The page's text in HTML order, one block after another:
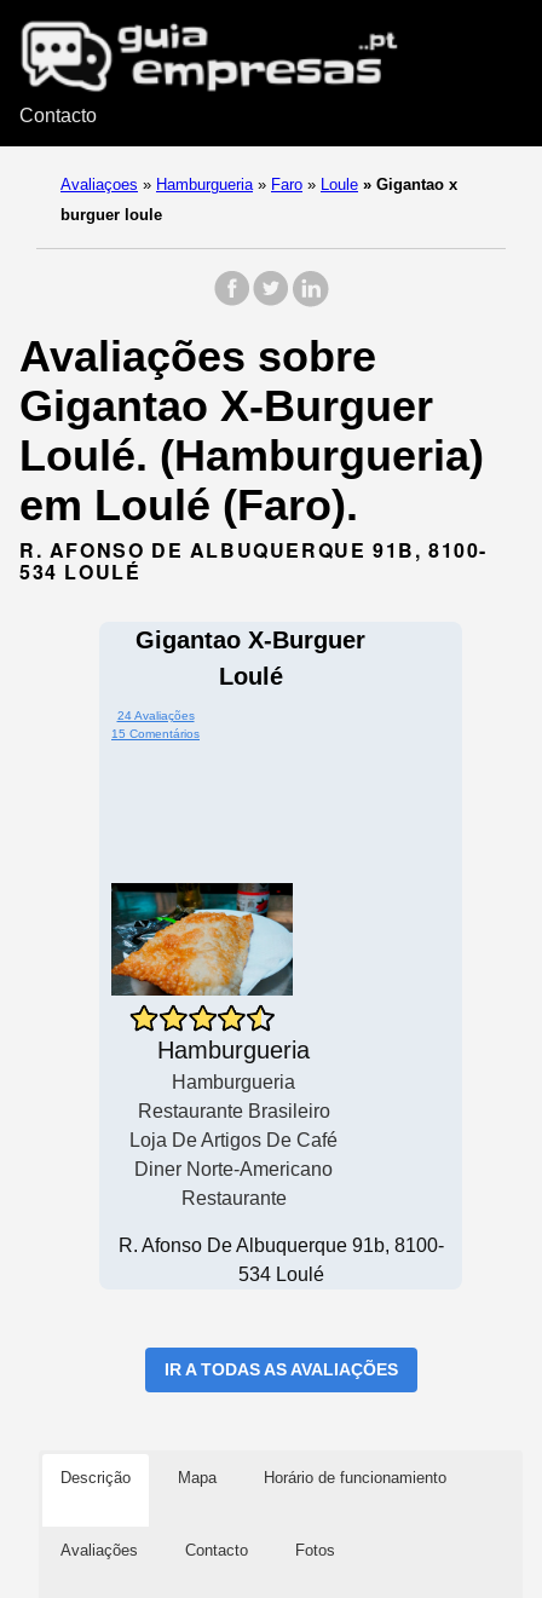
Contacto
Avaliaçoes » Hamburgueria » Faro » Loule » Gigantao x
burguer loule
Avaliações sobre
Gigantao X-Burguer
Loulé. (Hamburgueria)
em Loulé (Faro).
R. AFONSO DE ALBUQUERQUE 91B, 8100-
534 LOULÉ
Gigantao X-Burguer
Loulé
24 Avaliações
15 Comentários
Hamburgueria
Hamburgueria
Restaurante Brasileiro
Loja De Artigos De Café
Diner Norte-Americano
Restaurante
R. Afonso De Albuquerque 91b, 8100-
534 Loulé
IR A TODAS AS AVALIAÇÕES
Descrição Mapa Horário de funcionamiento
Avaliações Contacto Fotos